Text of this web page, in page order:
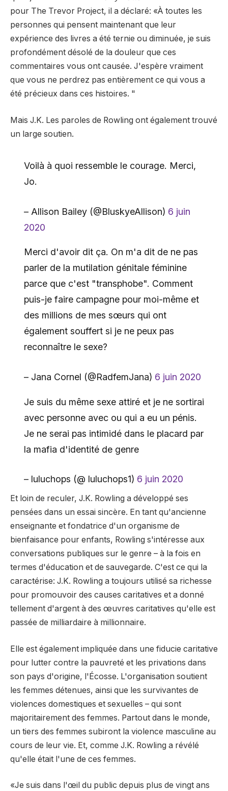
pour The Trevor Project, il a déclaré: «À toutes les
personnes qui pensent maintenant que leur
expérience des livres a été ternie ou diminuée, je suis
profondément désolé de la douleur que ces
commentaires vous ont causée. J'espère vraiment
que vous ne perdrez pas entièrement ce qui vous a
été précieux dans ces histoires. "
Mais J.K. Les paroles de Rowling ont également trouvé
un large soutien.
Voilà à quoi ressemble le courage. Merci,
Jo.
– Allison Bailey (@BluskyeAllison) 6 juin
2020
Merci d'avoir dit ça. On m'a dit de ne pas
parler de la mutilation génitale féminine
parce que c'est "transphobe". Comment
puis-je faire campagne pour moi-même et
des millions de mes sœurs qui ont
également souffert si je ne peux pas
reconnaître le sexe?
– Jana Cornel (@RadfemJana) 6 juin 2020
Je suis du même sexe attiré et je ne sortirai
avec personne avec ou qui a eu un pénis.
Je ne serai pas intimidé dans le placard par
la mafia d'identité de genre
– luluchops (@ luluchops1) 6 juin 2020
Et loin de reculer, J.K. Rowling a développé ses
pensées dans un essai sincère. En tant qu'ancienne
enseignante et fondatrice d'un organisme de
bienfaisance pour enfants, Rowling s'intéresse aux
conversations publiques sur le genre – à la fois en
termes d'éducation et de sauvegarde. C'est ce qui la
caractérise: J.K. Rowling a toujours utilisé sa richesse
pour promouvoir des causes caritatives et a donné
tellement d'argent à des œuvres caritatives qu'elle est
passée de milliardaire à millionnaire.
Elle est également impliquée dans une fiducie caritative
pour lutter contre la pauvreté et les privations dans
son pays d'origine, l'Écosse. L'organisation soutient
les femmes détenues, ainsi que les survivantes de
violences domestiques et sexuelles – qui sont
majoritairement des femmes. Partout dans le monde,
un tiers des femmes subiront la violence masculine au
cours de leur vie. Et, comme J.K. Rowling a révélé
qu'elle était l'une de ces femmes.
«Je suis dans l'œil du public depuis plus de vingt ans